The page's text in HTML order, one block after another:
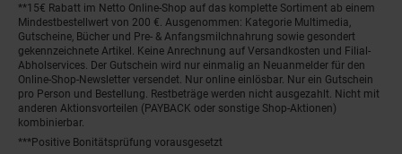
**15€ Rabatt im Netto Online-Shop auf das komplette Sortiment ab einem
Mindestbestellwert von 200 €. Ausgenommen: Kategorie Multimedia,
Gutscheine, Bücher und Pre- & Anfangsmilchnahrung sowie gesondert
gekennzeichnete Artikel. Keine Anrechnung auf Versandkosten und Filial-
Abholservices. Der Gutschein wird nur einmalig an Neuanmelder für den
Online-Shop-Newsletter versendet. Nur online einlösbar. Nur ein Gutschein
pro Person und Bestellung. Restbeträge werden nicht ausgezahlt. Nicht mit
anderen Aktionsvorteilen (PAYBACK oder sonstige Shop-Aktionen)
kombinierbar.
***Positive Bonitätsprüfung vorausgesetzt